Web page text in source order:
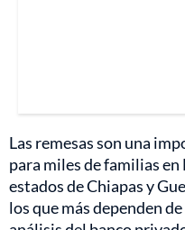
Las remesas son una
para miles de familias
estados de Chiapas y
los que más dependen